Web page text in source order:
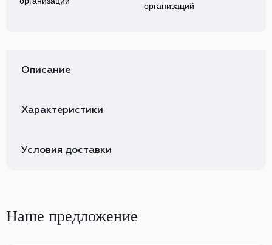
организаций
Описание
Характеристики
Условия доставки
Наше предложение